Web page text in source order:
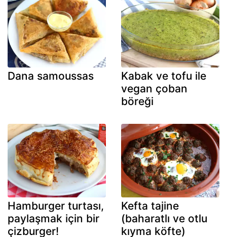
Dana samoussas
Kabak ve tofu ile
vegan çoban
böreği
Hamburger turtası,
paylaşmak için bir
çizburger!
Kefta tajine
(baharatlı ve otlu
kıyma köfte)